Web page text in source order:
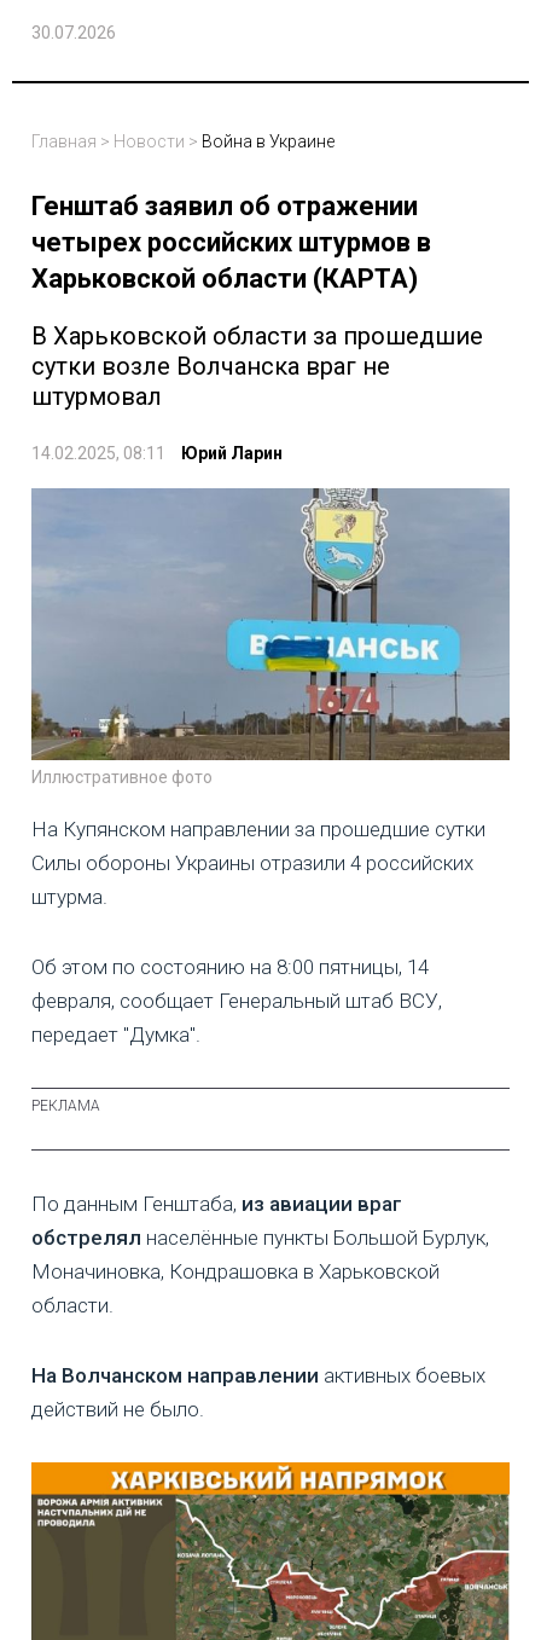
30.07.2026
Главная > Новости > Война в Украине
Генштаб заявил об отражении
четырех российских штурмов в
Харьковской области (КАРТА)
В Харьковской области за прошедшие
сутки возле Волчанска враг не
штурмовал
14.02.2025, 08:11 Юрий Ларин
Иллюстративное фото
На Купянском направлении за прошедшие сутки
Силы обороны Украины отразили 4 российских
штурма.
Об этом по состоянию на 8:00 пятницы, 14
февраля, сообщает Генеральный штаб ВСУ,
передает "Думка".
По данным Генштаба, из авиации враг
обстрелял населённые пункты Большой Бурлук,
Моначиновка, Кондрашовка в Харьковской
области.
На Волчанском направлении активных боевых
действий не было.